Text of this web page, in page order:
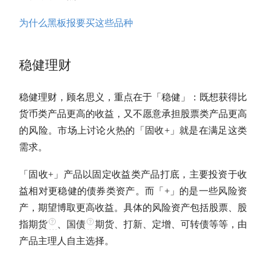
为什么黑板报要买这些品种
稳健理财
稳健理财，顾名思义，重点在于「稳健」：既想获得比
货币类产品更高的收益，又不愿意承担股票类产品更高
的风险。市场上讨论火热的「 固收+」就是在满足这类
需求。
「 固收+」产品以 固定收益类产品打底，主要投资于收
益相对更稳健的债券类资产。而「+」的是一些风险资
产，期望博取更高收益。具体的风险资产包括股票、股
指期货 国债 期货 、打新、定增、可转债等等，由
产品主理人自主选择。